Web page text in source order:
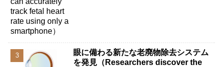
眼に備わる新たな老廃物除去システム
を発見（Researchers discover the